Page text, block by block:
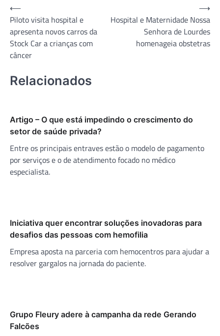
Navegação
de
Post
⟵
Piloto visita hospital e
apresenta novos carros da
Stock Car a crianças com
câncer
Hospital e Maternidade Nossa
Senhora de Lourdes
homenageia obstetras
⟶
Relacionados
Artigo – O que está impedindo o crescimento do
setor de saúde privada?
Entre os principais entraves estão o modelo de pagamento
por serviços e o de atendimento focado no médico
especialista.
Iniciativa quer encontrar soluções inovadoras para
desafios das pessoas com hemofilia
Empresa aposta na parceria com hemocentros para ajudar a
resolver gargalos na jornada do paciente.
Grupo Fleury adere à campanha da rede Gerando
Falcões